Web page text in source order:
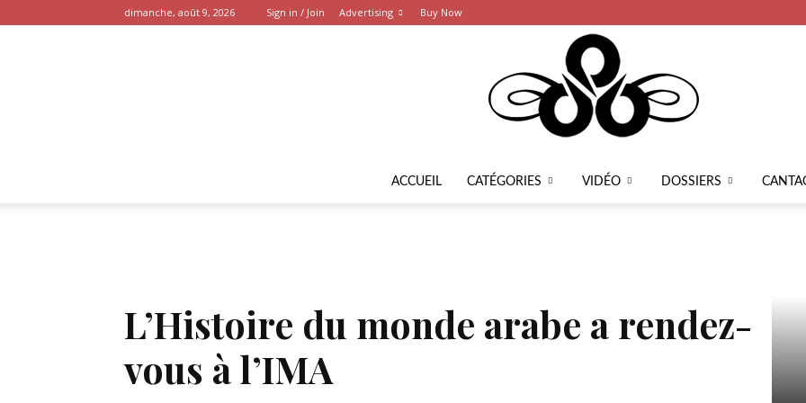
dimanche, août 9, 2026 Sign in / Join Advertising Buy Now
Ce
ACCUEIL CATÉGORIES VIDÉO DOSSIERS
L’Histoire du monde arabe a rendez-
vous à l’IMA